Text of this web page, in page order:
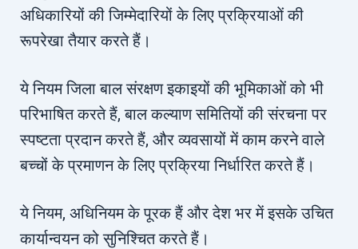
अधिकारियों की जिम्मेदारियों के लिए प्रक्रियाओं की
रूपरेखा तैयार करते हैं।
ये नियम जिला बाल संरक्षण इकाइयों की भूमिकाओं को भी
परिभाषित करते हैं, बाल कल्याण समितियों की संरचना पर
स्पष्टता प्रदान करते हैं, और व्यवसायों में काम करने वाले
बच्चों के प्रमाणन के लिए प्रक्रिया निर्धारित करते हैं।
ये नियम, अधिनियम के पूरक हैं और देश भर में इसके उचित
कार्यान्वयन को सुनिश्चित करते हैं।